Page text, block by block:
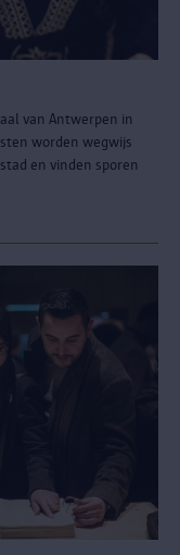
van Antwerpen in
worden wegwijs
en vinden sporen